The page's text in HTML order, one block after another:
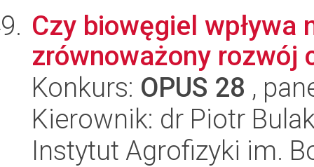
Czy biowęgiel
zrównoważony rozwój
Konkurs: OPUS 28 ,
Kierownik: dr Piotr
Instytut Agrofizyki im.